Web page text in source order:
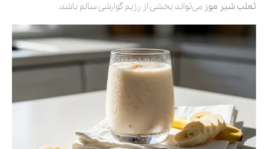
ثعلب شیر موز می‌تواند بخشی از رژیم گوارشی سالم باشد.